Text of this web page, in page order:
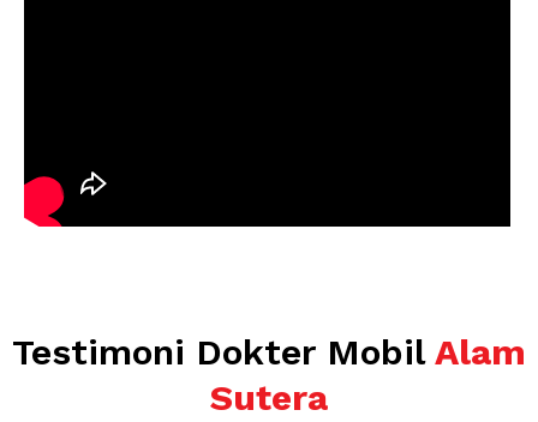
Testimoni Dokter Mobil Alam
Sutera